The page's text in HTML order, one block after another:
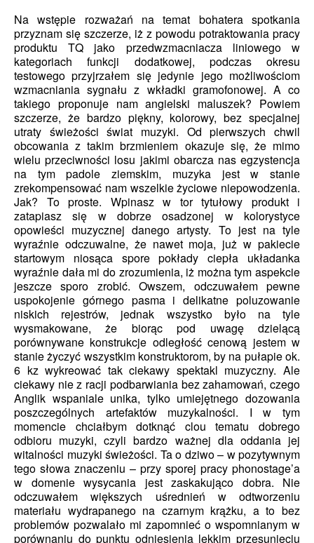
Na wstępie rozważań na temat bohatera spotkania
przyznam się szczerze, iż z powodu potraktowania pracy
produktu TQ jako przedwzmacniacza liniowego w
kategoriach funkcji dodatkowej, podczas okresu
testowego przyjrzałem się jedynie jego możliwościom
wzmacniania sygnału z wkładki gramofonowej. A co
takiego proponuje nam angielski maluszek? Powiem
szczerze, że bardzo piękny, kolorowy, bez specjalnej
utraty świeżości świat muzyki. Od pierwszych chwil
obcowania z takim brzmieniem okazuje się, że mimo
wielu przeciwności losu jakimi obarcza nas egzystencja
na tym padole ziemskim, muzyka jest w stanie
zrekompensować nam wszelkie życiowe niepowodzenia.
Jak? To proste. Wpinasz w tor tytułowy produkt i
zatapiasz się w dobrze osadzonej w kolorystyce
opowieści muzycznej danego artysty. To jest na tyle
wyraźnie odczuwalne, że nawet moja, już w pakiecie
startowym niosąca spore pokłady ciepła układanka
wyraźnie dała mi do zrozumienia, iż można tym aspekcie
jeszcze sporo zrobić. Owszem, odczuwałem pewne
uspokojenie górnego pasma i delikatne poluzowanie
niskich rejestrów, jednak wszystko było na tyle
wysmakowane, że biorąc pod uwagę dzielącą
porównywane konstrukcje odległość cenową jestem w
stanie życzyć wszystkim konstruktorom, by na pułapie ok.
6 kz wykreować tak ciekawy spektakl muzyczny. Ale
ciekawy nie z racji podbarwiania bez zahamowań, czego
Anglik wspaniale unika, tylko umiejętnego dozowania
poszczególnych artefaktów muzykalności. I w tym
momencie chciałbym dotknąć clou tematu dobrego
odbioru muzyki, czyli bardzo ważnej dla oddania jej
witalności muzyki świeżości. Ta o dziwo – w pozytywnym
tego słowa znaczeniu – przy sporej pracy phonostage’a
w domenie wysycania jest zaskakująco dobra. Nie
odczuwałem większych uśrednień w odtworzeniu
materiału wydrapanego na czarnym krążku, a to bez
problemów pozwalało mi zapomnieć o wspomnianym w
porównaniu do punktu odniesienia lekkim przesunięciu